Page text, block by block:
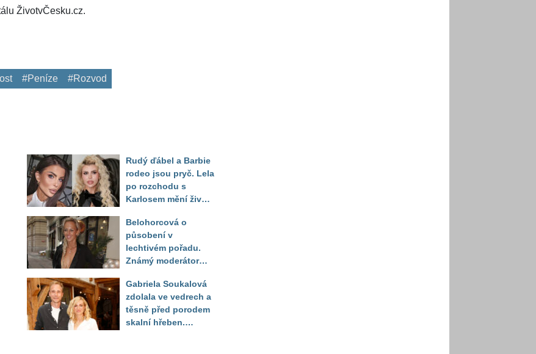
ŽivotvČesku.cz.
#Peníze #Rozvod
Rudý ďábel a Barbie
rodeo jsou pryč. Lela
po rozchodu s
Karlosem mění život i
Sandeva
Belohorcová o
působení v
lechtivém pořadu.
Známý moderátor
sledoval pod dekou
Gabriela Soukalová
zdolala ve vedrech a
těsně před porodem
skalní hřeben.